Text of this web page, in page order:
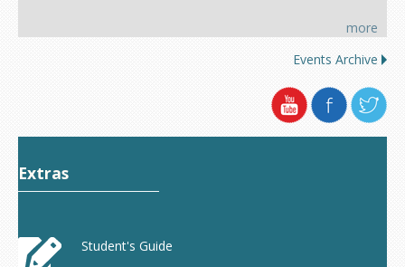
more
Events Archive
Extras
Student's Guide